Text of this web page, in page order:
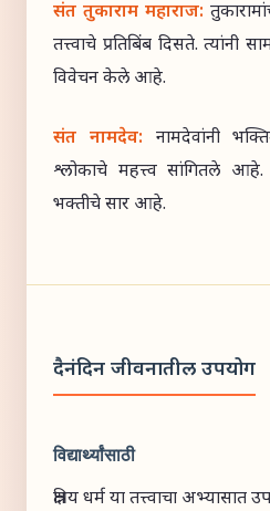
संत तुकाराम महाराज:
तत्त्वाचे प्रतिबिंब दिसते. त्यांनी
विवेचन केले आहे.
संत नामदेव: नामदेवांनी
श्लोकाचे महत्त्व सांगितले आहे.
भक्तीचे सार आहे.
दैनंदिन जीवनातील उपयोग
विद्यार्थ्यांसाठी
क्षत्रिय धर्म या तत्त्वाचा अभ्यासात